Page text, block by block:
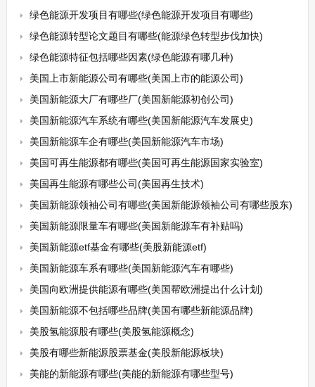
绿色能源开发项目有哪些(绿色能源开发项目有哪些)
绿色能源转型论文题目有哪些(能源绿色转型步伐加快)
绿色能源特征包括哪些因素(绿色能源有哪几种)
美国上市新能源公司有哪些(美国上市的能源公司)
美国新能源大厂有哪些厂(美国新能源初创公司)
美国新能源汽车系统有哪些(美国新能源汽车发展史)
美国新能源车企有哪些(美国新能源汽车市场)
美国可再生能源都有哪些(美国可再生能源国家实验室)
美国再生能源有哪些公司(美国再生技术)
美国新能源领袖公司有哪些(美国新能源领袖公司有哪些股东)
美国新能源限量车有哪些(美国新能源车有补贴吗)
美国新能源etf基金有哪些(美股新能源etf)
美国新能源车系有哪些(美国新能源汽车有哪些)
美国向欧洲提供能源有哪些(美国帮欧洲提出什么计划)
美国新能源不包括哪些品牌(美国有哪些新能源品牌)
美股氢能源股有哪些(美股氢能源概念)
美股有哪些新能源股票基金(美股新能源板块)
美能的新能源有哪些(美能的新能源有哪些型号)